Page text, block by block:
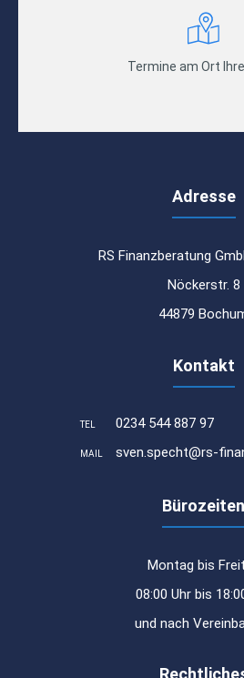
Termine am Ort
Adresse
RS Finanzberatung
Nöckerstr. 8
44879
Kontakt
TEL 0234 544 887 97
MAIL sven.specht@rs-
Bürozeiten
Montag bis
08:00 Uhr bis
und nach